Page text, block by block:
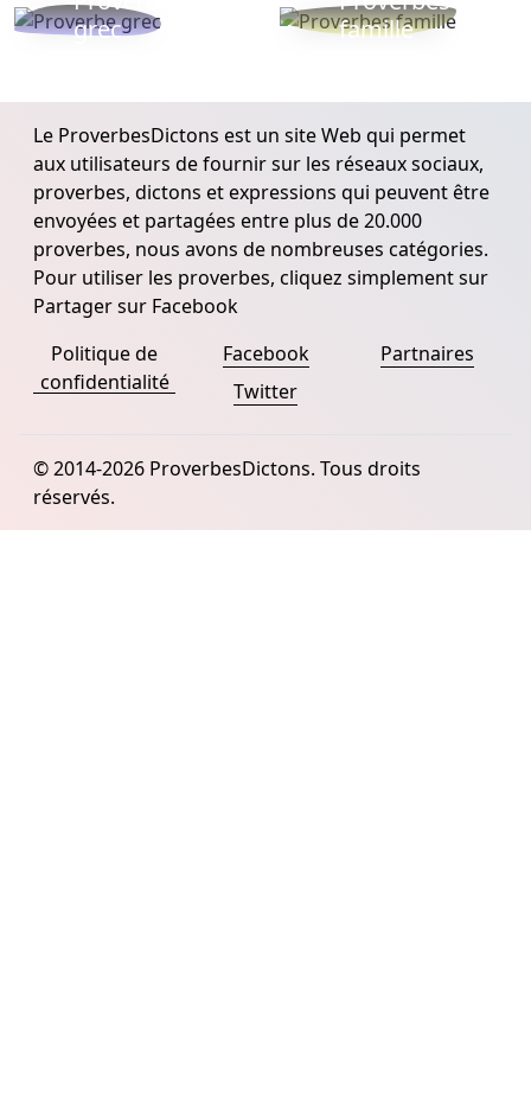
grec
famille
Le ProverbesDictons est un site Web qui permet
aux utilisateurs de fournir sur les réseaux sociaux,
proverbes, dictons et expressions qui peuvent être
envoyées et partagées entre plus de 20.000
proverbes, nous avons de nombreuses catégories.
Pour utiliser les proverbes, cliquez simplement sur
Partager sur Facebook
Politique de
confidentialité
Facebook
Twitter
Partnaires
© 2014-2026 ProverbesDictons. Tous droits
réservés.